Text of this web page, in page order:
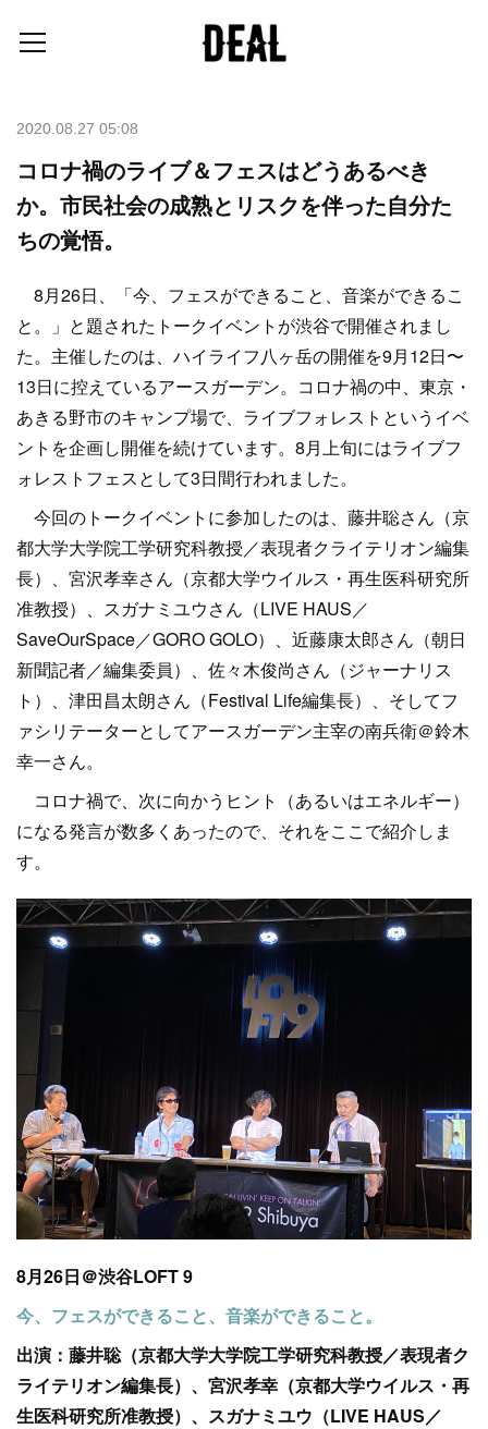
2020.08.27 05:08
コロナ禍のライブ＆フェスはどうあるべき
か。市民社会の成熟とリスクを伴った自分た
ちの覚悟。
8月26日、「今、フェスができること、音楽ができるこ
と。」と題されたトークイベントが渋谷で開催されまし
た。主催したのは、ハイライフ八ヶ岳の開催を9月12日〜
13日に控えているアースガーデン。コロナ禍の中、東京・
あきる野市のキャンプ場で、ライブフォレストというイベ
ントを企画し開催を続けています。8月上旬にはライブフ
ォレストフェスとして3日間行われました。
今回のトークイベントに参加したのは、藤井聡さん（京
都大学大学院工学研究科教授／表現者クライテリオン編集
長）、宮沢孝幸さん（京都大学ウイルス・再生医科研究所
准教授）、スガナミユウさん（LIVE HAUS／
SaveOurSpace／GORO GOLO）、近藤康太郎さん（朝日
新聞記者／編集委員）、佐々木俊尚さん（ジャーナリス
ト）、津田昌太朗さん（Festival Life編集長）、そしてフ
ァシリテーターとしてアースガーデン主宰の南兵衛＠鈴木
幸一さん。
コロナ禍で、次に向かうヒント（あるいはエネルギー）
になる発言が数多くあったので、それをここで紹介しま
す。
8月26日＠渋谷LOFT 9
今、フェスができること、音楽ができること。
出演：藤井聡（京都大学大学院工学研究科教授／表現者ク
ライテリオン編集長）、宮沢孝幸（京都大学ウイルス・再
生医科研究所准教授）、スガナミユウ（LIVE HAUS／